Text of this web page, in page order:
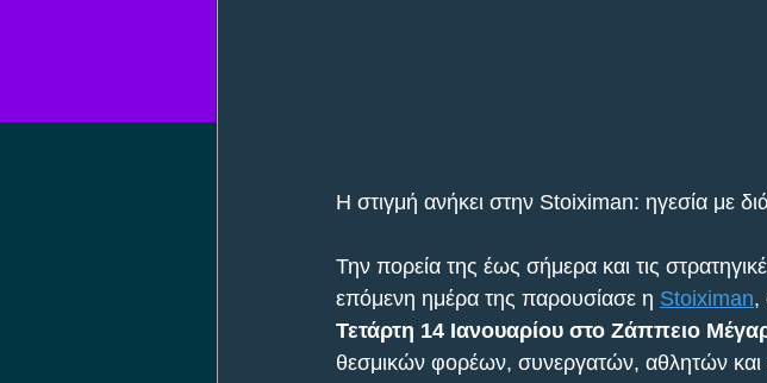
Η στιγμή ανήκει στην Stoiximan: ηγεσία με
Την πορεία της έως σήμερα και τις
επόμενη ημέρα της παρουσίασε η Stoiximan,
Τετάρτη 14 Ιανουαρίου στο Ζάππειο
θεσμικών φορέων, συνεργατών, αθλητών